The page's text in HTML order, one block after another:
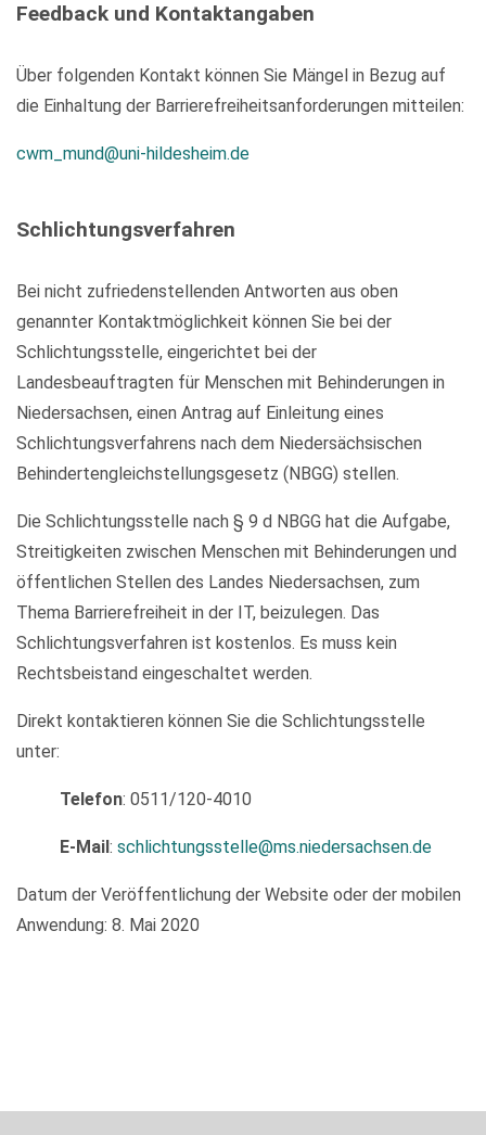
Feedback und Kontaktangaben
Über folgenden Kontakt können Sie Mängel in Bezug auf
die Einhaltung der Barrierefreiheitsanforderungen mitteilen:
cwm_mund@uni-hildesheim.de
Schlichtungsverfahren
Bei nicht zufriedenstellenden Antworten aus oben
genannter Kontaktmöglichkeit können Sie bei der
Schlichtungsstelle, eingerichtet bei der
Landesbeauftragten für Menschen mit Behinderungen in
Niedersachsen, einen Antrag auf Einleitung eines
Schlichtungsverfahrens nach dem Niedersächsischen
Behindertengleichstellungsgesetz (NBGG) stellen.
Die Schlichtungsstelle nach § 9 d NBGG hat die Aufgabe,
Streitigkeiten zwischen Menschen mit Behinderungen und
öffentlichen Stellen des Landes Niedersachsen, zum
Thema Barrierefreiheit in der IT, beizulegen. Das
Schlichtungsverfahren ist kostenlos. Es muss kein
Rechtsbeistand eingeschaltet werden.
Direkt kontaktieren können Sie die Schlichtungsstelle
unter:
Telefon: 0511/120-4010
E-Mail : schlichtungsstelle@ms.niedersachsen.de
Datum der Veröffentlichung der Website oder der mobilen
Anwendung: 8. Mai 2020